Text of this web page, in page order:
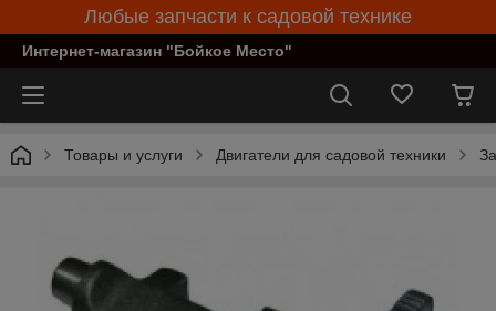
Любые запчасти к садовой технике
Интернет-магазин "Бойкое Место"
Товары и услуги Двигатели для садовой техники